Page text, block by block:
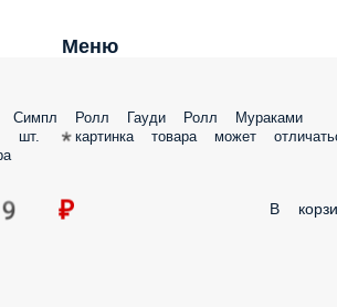
Меню
Ролл Гауди Ролл Мураками
товара может
₽ В